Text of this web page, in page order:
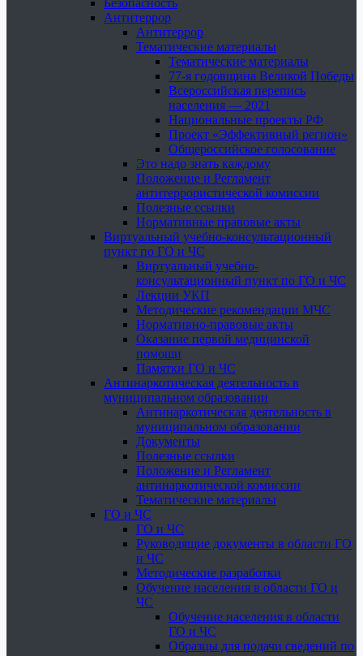
Безопасность
Антитеррор
Антитеррор
Тематические материалы
Тематические материалы
77-я годовщина Великой Победы
Всероссийская перепись
населения — 2021
Национальные проекты РФ
Проект «Эффективный регион»
Общероссийское голосование
Это надо знать каждому
Положение и Регламент
антитеррористической комиссии
Полезные ссылки
Нормативные правовые акты
Виртуальный учебно-консультационный
пункт по ГО и ЧС
Виртуальный учебно-
консультационный пункт по ГО и ЧС
Лекции УКП
Методические рекомендации МЧС
Нормативно-правовые акты
Оказание первой медицинской
помощи
Памятки ГО и ЧС
Антинаркотическая деятельность в
муниципальном образовании
Антинаркотическая деятельность в
муниципальном образовании
Документы
Полезные ссылки
Положение и Регламент
антинаркотической комиссии
Тематические материалы
ГО и ЧС
ГО и ЧС
Руководящие документы в области ГО
и ЧС
Методические разработки
Обучение населения в области ГО и
ЧС
Обучение населения в области
ГО и ЧС
Образцы для подачи сведений по